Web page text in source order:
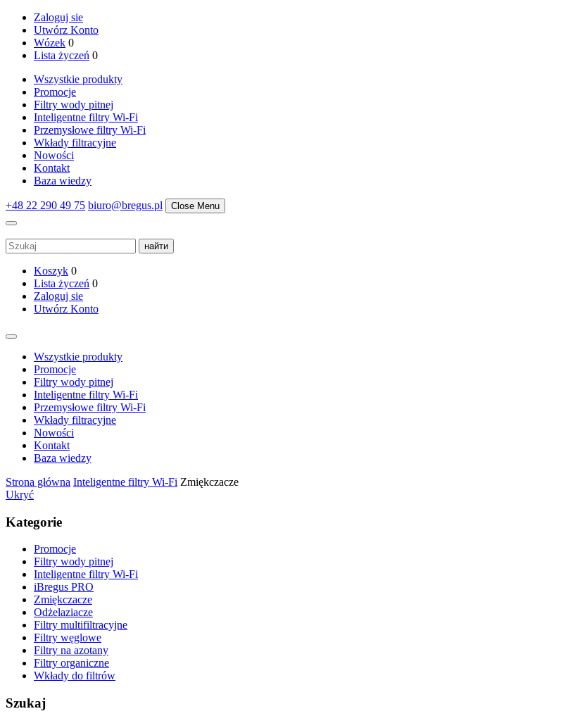
Zaloguj sie
Utwórz Konto
Wózek 0
Lista życzeń 0
Wszystkie produkty
Promocje
Filtry wody pitnej
Inteligentne filtry Wi-Fi
Przemysłowe filtry Wi-Fi
Wkłady filtracyjne
Nowości
Kontakt
Baza wiedzy
+48 22 290 49 75 biuro@bregus.pl Close Menu
Koszyk 0
Lista życzeń 0
Zaloguj sie
Utwórz Konto
Wszystkie produkty
Promocje
Filtry wody pitnej
Inteligentne filtry Wi-Fi
Przemysłowe filtry Wi-Fi
Wkłady filtracyjne
Nowości
Kontakt
Baza wiedzy
Strona główna Inteligentne filtry Wi-Fi Zmiękczacze
Ukryć
Kategorie
Promocje
Filtry wody pitnej
Inteligentne filtry Wi-Fi
iBregus PRO
Zmiękczacze
Odżelaziacze
Filtry multifiltracyjne
Filtry węglowe
Filtry na azotany
Filtry organiczne
Wkłady do filtrów
Szukaj